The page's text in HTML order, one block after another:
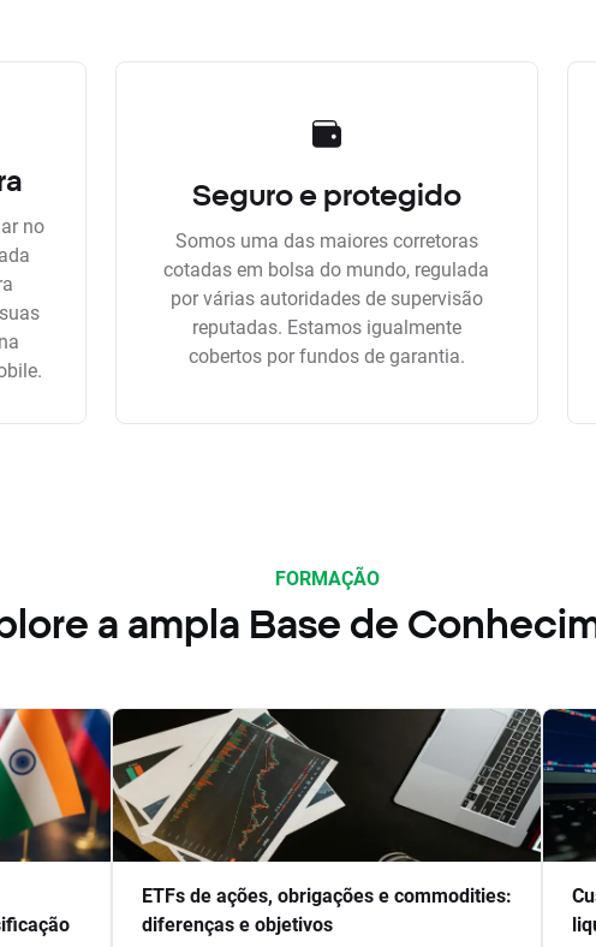
no
Seguro e protegido
Somos uma das maiores corretoras
cotadas em bolsa do mundo, regulada
por várias autoridades de supervisão
reputadas. Estamos igualmente
cobertos por fundos de garantia.
FORMAÇÃO
a ampla Base de
ETFs de ações, obrigações e commodities:
diferenças e objetivos